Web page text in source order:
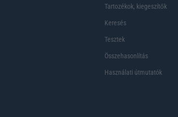
Tartozékok, kiegeszítők
Keresés
Tesztek
Összehasonlítás
Használati útmutatók